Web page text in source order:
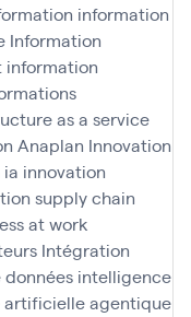
information
Information
information
as a service
Anaplan Innovation
innovation
supply chain
at work
Intégration
intelligence
artificielle agentique